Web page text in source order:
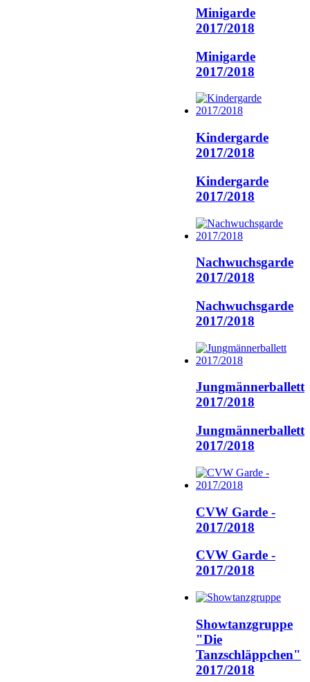
Minigarde
2017/2018
Minigarde
2017/2018
Kindergarde
2017/2018
Kindergarde
2017/2018
Nachwuchsgarde
2017/2018
Nachwuchsgarde
2017/2018
Jungmännerballett
2017/2018
Jungmännerballett
2017/2018
CVW Garde -
2017/2018
CVW Garde -
2017/2018
Showtanzgruppe
"Die
Tanzschläppchen"
2017/2018